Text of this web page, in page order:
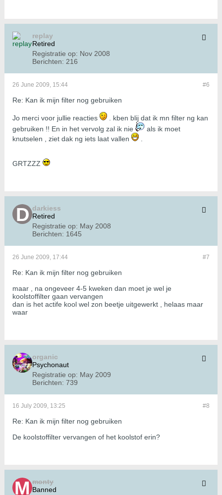
replay
Retired
Registratie op: Nov 2008
Berichten: 216
#6
26 June 2009, 15:44
Re: Kan ik mijn filter nog gebruiken
Jo merci voor jullie reacties
. kben blij dat ik mn filter ng kan
gebruiken !! En in het vervolg zal ik nie
als ik moet
knutselen , ziet dak ng iets laat vallen
GRTZZZ
darkiess
Retired
Registratie op: May 2008
Berichten: 1645
#7
26 June 2009, 17:44
Re: Kan ik mijn filter nog gebruiken
maar , na ongeveer 4-5 kweken dan moet je wel je
koolstoffilter gaan vervangen
dan is het actife kool wel zon beetje uitgewerkt , helaas maar
waar
organic
Psychonaut
Registratie op: May 2009
Berichten: 739
#8
16 July 2009, 13:25
Re: Kan ik mijn filter nog gebruiken
De koolstoffilter vervangen of het koolstof erin?
monty
Banned